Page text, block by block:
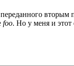
вторым
foo. Но у меня и этот